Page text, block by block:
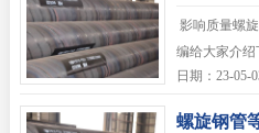
影响质量螺
编给大家介
日期：23-
螺旋钢管